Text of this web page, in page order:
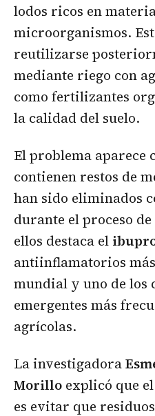
lodos ricos en
microorganismos.
reutilizarse
mediante riego con
como fertilizantes
la calidad del suelo.
El problema aparece
contienen restos de
han sido eliminados
durante el proceso
ellos destaca el
antiinflamatorios
mundial y uno de los
emergentes más
agrícolas.
La investigadora
Morillo explicó que
es evitar que